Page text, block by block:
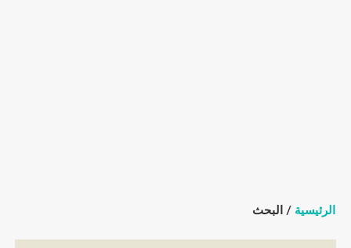
الرئيسية / البحث